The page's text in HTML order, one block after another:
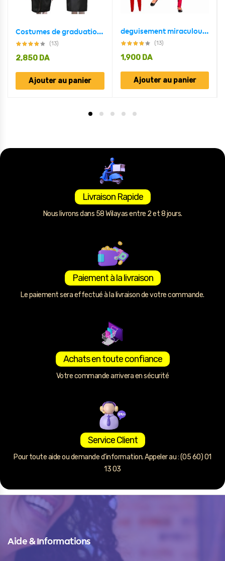
Costumes de graduation académique pour enfants 5-7 ans
(13)
2,850 DA
Ajouter au panier
deguisement miraculous ladybug pour fillet 5 – 8 ans
(13)
1,900 DA
Ajouter au panier
Livraison Rapide
Nous livrons dans 58 Wilayas entre 2 et 8 jours.
Paiement à la livraison
Le paiement sera effectué à la livraison de votre commande.
Achats en toute confiance
Votre commande arrivera en sécurité
Service Client
Pour toute aide ou demande d’information. Appeler au : (05 60) 01
13 03
Aide & Informations